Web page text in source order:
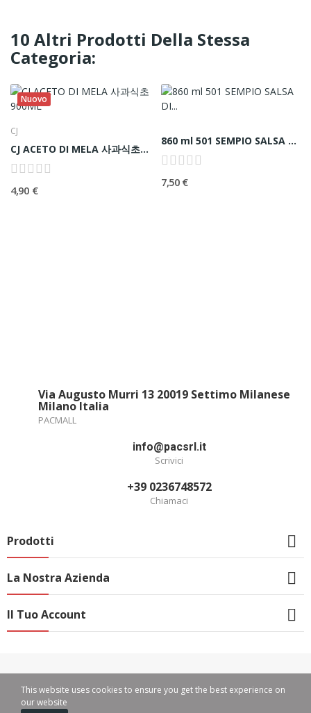
10 Altri Prodotti Della Stessa
Categoria:
Nuovo
CJ
CJ ACETO DI MELA 사과식초 900ML
4,90 €
860 ml 501 SEMPIO SALSA DI SOIA FERMENTATA 501...
7,50 €
Via Augusto Murri 13 20019 Settimo Milanese
Milano Italia
PACMALL
info@pacsrl.it
Scrivici
+39 0236748572
Chiamaci
Prodotti 
La Nostra Azienda 
Il Tuo Account 
Copyright © PAC SRL
This website uses cookies to ensure you get the best experience on
our website